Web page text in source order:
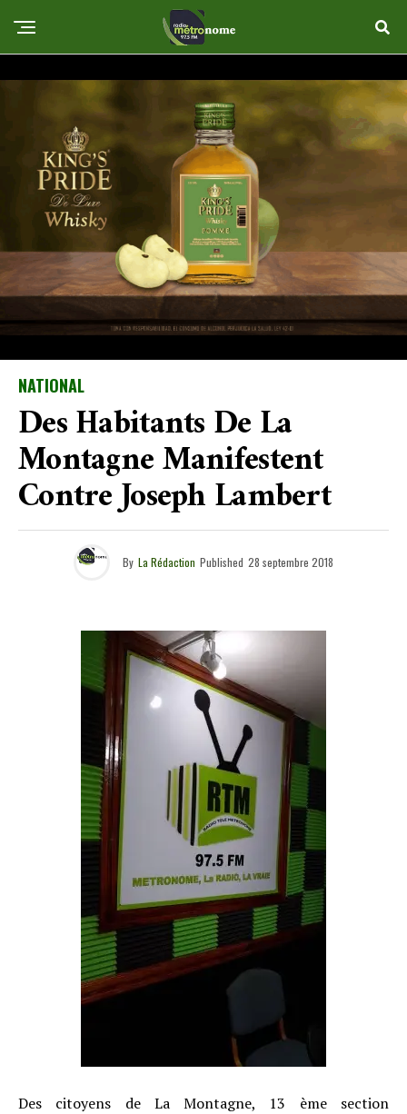
NATIONAL
Des Habitants De La
Montagne Manifestent
Contre Joseph Lambert
By La Rédaction Published 28 septembre 2018
Des citoyens de La Montagne, 13 ème section